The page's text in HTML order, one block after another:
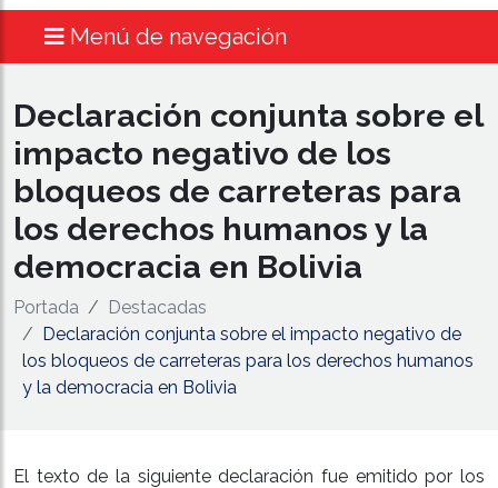
Menú de navegación
Declaración conjunta sobre el
impacto negativo de los
bloqueos de carreteras para
los derechos humanos y la
democracia en Bolivia
Portada
Destacadas
Declaración conjunta sobre el impacto negativo de
los bloqueos de carreteras para los derechos humanos
y la democracia en Bolivia
El texto de la siguiente declaración fue emitido por los